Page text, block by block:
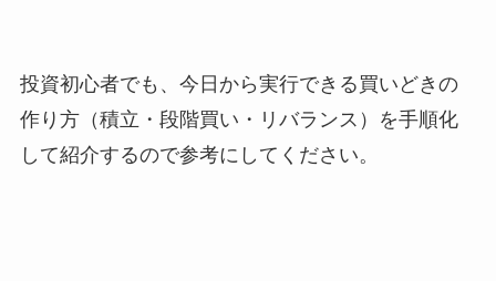
投資初心者でも、今日から実行できる買いどきの
作り方（積立・段階買い・リバランス）を手順化
して紹介するので参考にしてください。